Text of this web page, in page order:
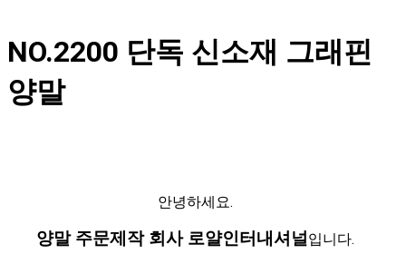
NO.2200 단독 신소재 그래핀
양말
안녕하세요.
양말 주문제작 회사 로얄인터내셔널입니다.